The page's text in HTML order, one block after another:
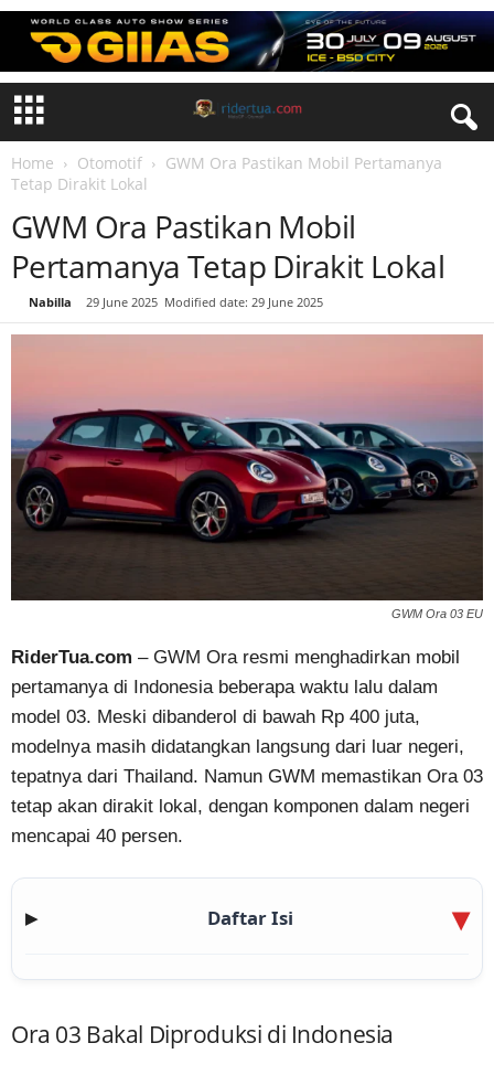
Home Otomotif
GWM Ora Pastikan Mobil Pertamanya
Tetap Dirakit Lokal
GWM Ora Pastikan Mobil
Pertamanya Tetap Dirakit Lokal
Nabilla 29 June 2025 Modified date: 29 June 2025
GWM Ora 03 EU
RiderTua.com – GWM Ora resmi menghadirkan mobil
pertamanya di Indonesia beberapa waktu lalu dalam
model 03. Meski dibanderol di bawah Rp 400 juta,
modelnya masih didatangkan langsung dari luar negeri,
tepatnya dari Thailand. Namun GWM memastikan Ora 03
tetap akan dirakit lokal, dengan komponen dalam negeri
mencapai 40 persen.
▶ Daftar Isi
Ora 03 Bakal Diproduksi di Indonesia